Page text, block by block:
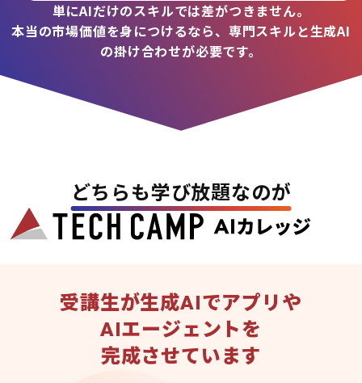
単にAIだけのスキルでは差がつきません。
本当の市場価値を身につけるなら、専門スキルと生成AI
の掛け合わせが必要です。
どちらも学び放題なのが
受講生が生成AIでアプリや
AIエージェントを
完成させています